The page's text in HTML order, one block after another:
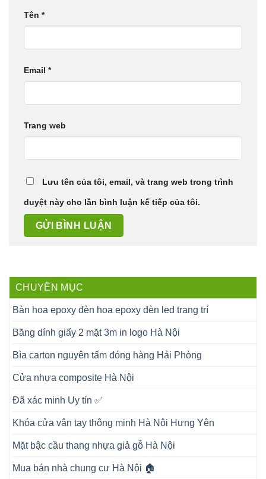
Tên *
Email *
Trang web
Lưu tên của tôi, email, và trang web trong trình
duyệt này cho lần bình luận kế tiếp của tôi.
CHUYÊN MỤC
Bàn hoa epoxy đèn hoa epoxy đèn led trang trí
Băng dính giấy 2 mặt 3m in logo Hà Nội
Bìa carton nguyên tấm đóng hàng Hải Phòng
Cửa nhựa composite Hà Nội
Đã xác minh Uy tín ✅
Khóa cửa vân tay thông minh Hà Nội Hưng Yên
Mặt bậc cầu thang nhựa giả gỗ Hà Nội
Mua bán nhà chung cư Hà Nội 🏠